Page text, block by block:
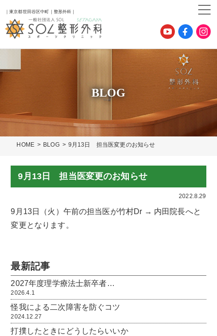
｜東京都世田谷区中町｜整形外科｜
BLOG
HOME BLOG 9月13日 担当医変更のお知らせ
9月13日 担当医変更のお知らせ
2022.8.29
9月13日（火）午前の担当医が竹村Dr → 内田院長へと
変更となります。
最新記事
2027年度理学療法士新卒者…
2026.4.1
怪我による二次障害を防ぐコツ
2024.12.27
打撲したときにどうしたらいいか